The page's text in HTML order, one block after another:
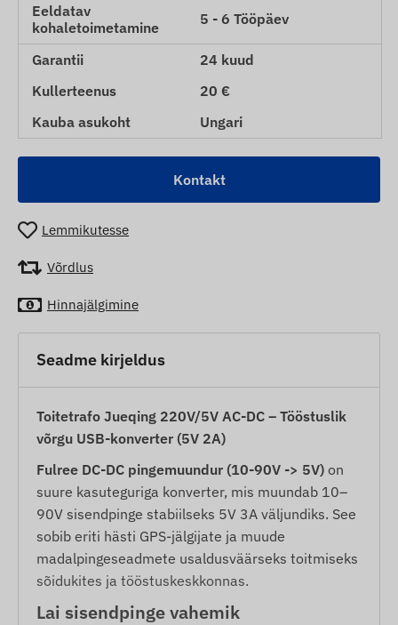
Eeldatav
kohaletoimetamine
5 - 6 Tööpäev
Garantii
24 kuud
Kullerteenus
20 €
Kauba asukoht
Ungari
Kontakt
Lemmikutesse
Võrdlus
Hinnajälgimine
Seadme kirjeldus
Toitetrafo Jueqing 220V/5V AC-DC – Tööstuslik
võrgu USB-konverter (5V 2A)
Fulree DC-DC pingemuundur (10-90V -> 5V) on
suure kasuteguriga konverter, mis muundab 10–
90V sisendpinge stabiilseks 5V 3A väljundiks. See
sobib eriti hästi GPS-jälgijate ja muude
madalpingeseadmete usaldusväärseks toitmiseks
sõidukites ja tööstuskeskkonnas.
Lai sisendpinge vahemik